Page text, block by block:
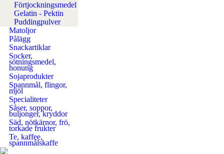
Förtjockningsmedel
Gelatin - Pektin
Puddingpulver
Matoljor
Pålägg
Snackartiklar
Socker,
sötningsmedel,
honung
Sojaprodukter
Spannmål, flingor,
mjöl
Specialiteter
Såser, soppor,
buljonger, kryddor
Säd, nötkärnor, frö,
torkade frukter
Te, kaffee,
spannmålskaffe